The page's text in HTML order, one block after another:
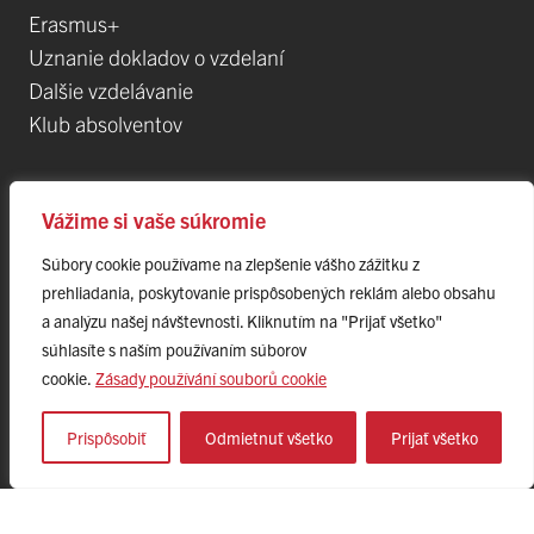
Vážime si vaše súkromie
Súbory cookie používame na zlepšenie vášho zážitku z
prehliadania, poskytovanie prispôsobených reklám alebo obsahu
a analýzu našej návštevnosti. Kliknutím na "Prijať všetko"
súhlasíte s naším používaním súborov
cookie. Zásady používání souborů cookie
Prispôsobiť Odmietnuť všetko Prijať všetko
Erasmus+
Uznanie dokladov o vzdelaní
Dalšie vzdelávanie
Klub absolventov
Veda
Postdoktorandské pozíce
Projekty
Špičkové tímy
TIP-UPJŠ
Evidencia publikačnej činnosti
Habilitačné a vymenúvacie konania